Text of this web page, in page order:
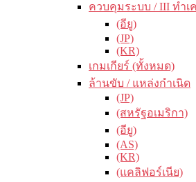
ควบคุมระบบ / III ทำเ
(อียู)
(JP)
(KR)
เกมเกียร์ (ทั้งหมด)
ล้านขับ / แหล่งกำเนิด
(JP)
(สหรัฐอเมริกา)
(อียู)
(AS)
(KR)
(แคลิฟอร์เนีย)